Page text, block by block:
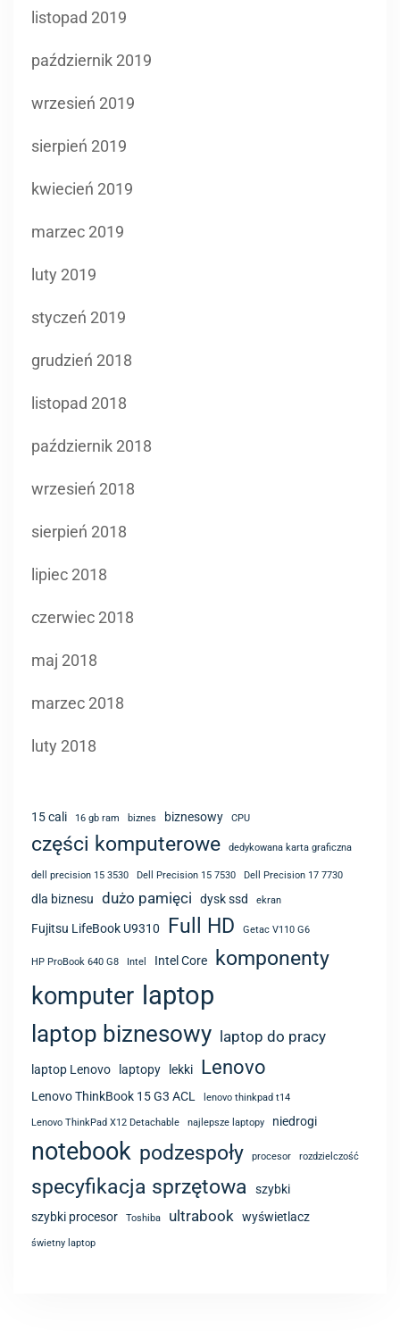
listopad 2019
październik 2019
wrzesień 2019
sierpień 2019
kwiecień 2019
marzec 2019
luty 2019
styczeń 2019
grudzień 2018
listopad 2018
październik 2018
wrzesień 2018
sierpień 2018
lipiec 2018
czerwiec 2018
maj 2018
marzec 2018
luty 2018
15 cali 16 gb ram biznes biznesowy CPU
części komputerowe dedykowana karta graficzna
dell precision 15 3530 Dell Precision 15 7530 Dell Precision 17 7730
dla biznesu dużo pamięci dysk ssd ekran
Fujitsu LifeBook U9310 Full HD Getac V110 G6
HP ProBook 640 G8 Intel Intel Core komponenty
komputer laptop
laptop biznesowy laptop do pracy
laptop Lenovo laptopy lekki Lenovo
Lenovo ThinkBook 15 G3 ACL lenovo thinkpad t14
Lenovo ThinkPad X12 Detachable najlepsze laptopy niedrogi
notebook podzespoły procesor rozdzielczość
specyfikacja sprzętowa
szybki
szybki procesor
Toshiba ultrabook wyświetlacz
świetny laptop